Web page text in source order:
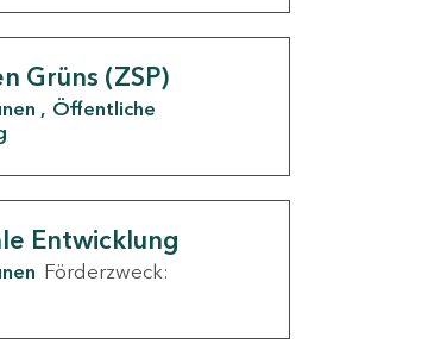
Grüns (ZSP)
Öffentliche
Entwicklung
Förderzweck: